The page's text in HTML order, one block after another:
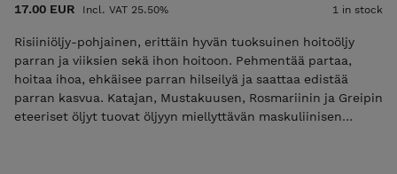
17.00 EUR Incl. VAT 25.50% 1 in stock
Risiiniöljy-pohjainen, erittäin hyvän tuoksuinen hoitoöljy
parran ja viiksien sekä ihon hoitoon. Pehmentää partaa,
hoitaa ihoa, ehkäisee parran hilseilyä ja saattaa edistää
parran kasvua. Katajan, Mustakuusen, Rosmariinin ja Greipin
eteeriset öljyt tuovat öljyyn miellyttävän maskuliinisen